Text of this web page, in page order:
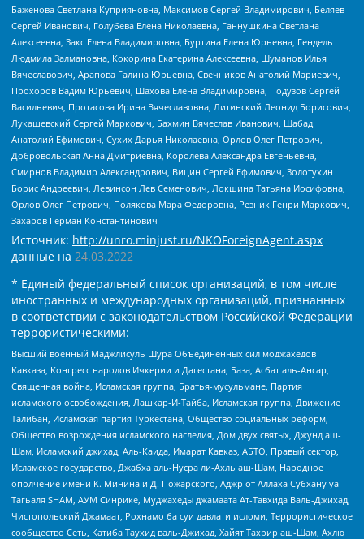
Баженова Светлана Куприяновна, Максимов Сергей Владимирович, Беляев
Сергей Иванович, Голубева Елена Николаевна, Ганнушкина Светлана
Алексеевна, Закс Елена Владимировна, Буртина Елена Юрьевна, Гендель
Людмила Залмановна, Кокорина Екатерина Алексеевна, Шуманов Илья
Вячеславович, Арапова Галина Юрьевна, Свечников Анатолий Мариевич,
Прохоров Вадим Юрьевич, Шахова Елена Владимировна, Подузов Сергей
Васильевич, Протасова Ирина Вячеславовна, Литинский Леонид Борисович,
Лукашевский Сергей Маркович, Бахмин Вячеслав Иванович, Шабад
Анатолий Ефимович, Сухих Дарья Николаевна, Орлов Олег Петрович,
Добровольская Анна Дмитриевна, Королева Александра Евгеньевна,
Смирнов Владимир Александрович, Вицин Сергей Ефимович, Золотухин
Борис Андреевич, Левинсон Лев Семенович, Локшина Татьяна Иосифовна,
Орлов Олег Петрович, Полякова Мара Федоровна, Резник Генри Маркович,
Захаров Герман Константинович
Источник: http://unro.minjust.ru/NKOForeignAgent.aspx
данные на 24.03.2022
* Единый федеральный список организаций, в том числе
иностранных и международных организаций, признанных
в соответствии с законодательством Российской Федерации
террористическими:
Высший военный Маджлисуль Шура Объединенных сил моджахедов
Кавказа, Конгресс народов Ичкерии и Дагестана, База, Асбат аль-Ансар,
Священная война, Исламская группа, Братья-мусульмане, Партия
исламского освобождения, Лашкар-И-Тайба, Исламская группа, Движение
Талибан, Исламская партия Туркестана, Общество социальных реформ,
Общество возрождения исламского наследия, Дом двух святых, Джунд аш-
Шам, Исламский джихад, Аль-Каида, Имарат Кавказ, АБТО, Правый сектор,
Исламское государство, Джабха аль-Нусра ли-Ахль аш-Шам, Народное
ополчение имени К. Минина и Д. Пожарского, Аджр от Аллаха Субхану уа
Тагьаля SHAM, АУМ Синрике, Муджахеды джамаата Ат-Тавхида Валь-Джихад,
Чистопольский Джамаат, Рохнамо ба суи давлати исломи, Террористическое
сообщество Сеть, Катиба Таухид валь-Джихад, Хайят Тахрир аш-Шам, Ахлю